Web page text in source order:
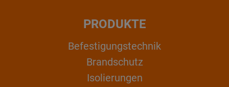
PRODUKTE
Befestigungstechnik
Brandschutz
Isolierungen